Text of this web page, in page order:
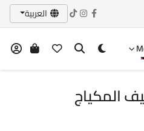
العربية